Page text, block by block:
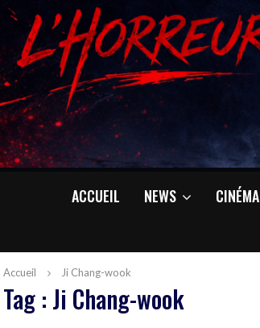
ACCUEIL NEWS CINÉMA
Accueil Ji Chang-wook
Tag : Ji Chang-wook